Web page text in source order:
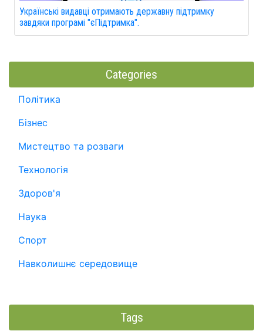
Українські видавці отримають державну підтримку
завдяки програмі "єПідтримка".
Categories
Політика
Бізнес
Мистецтво та розваги
Технологія
Здоров'я
Наука
Спорт
Навколишнє середовище
Tags